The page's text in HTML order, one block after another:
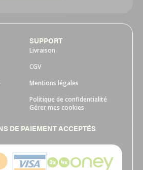
SUPPORT
Livraison
CGV
Mentions légales
Politique de confidentialité
Gérer mes cookies
DE PAIEMENT ACCEPTÉS